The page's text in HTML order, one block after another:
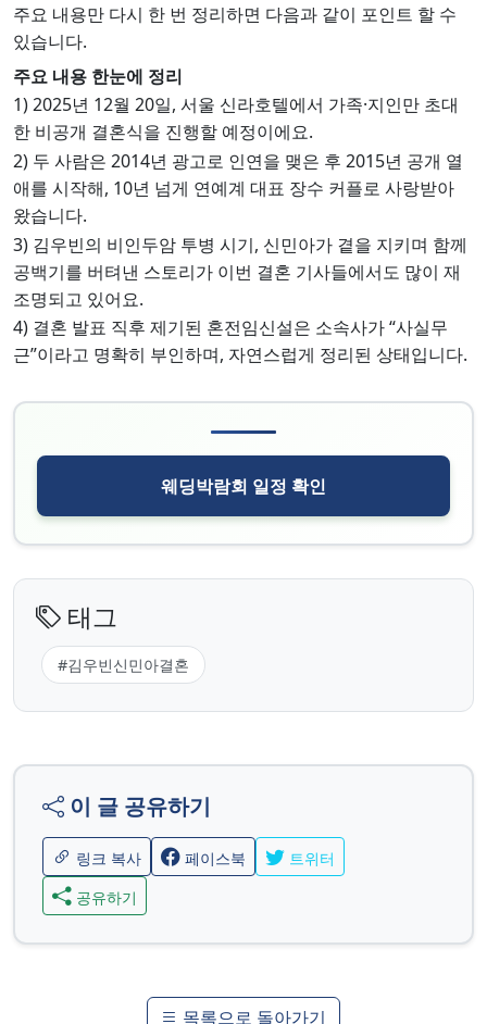
주요 내용만 다시 한 번 정리하면 다음과 같이 포인트 할 수
있습니다.
주요 내용 한눈에 정리
1) 2025년 12월 20일, 서울 신라호텔에서 가족·지인만 초대
한 비공개 결혼식을 진행할 예정이에요.​
2) 두 사람은 2014년 광고로 인연을 맺은 후 2015년 공개 열
애를 시작해, 10년 넘게 연예계 대표 장수 커플로 사랑받아
왔습니다.​​
3) 김우빈의 비인두암 투병 시기, 신민아가 곁을 지키며 함께
공백기를 버텨낸 스토리가 이번 결혼 기사들에서도 많이 재
조명되고 있어요.​​
4) 결혼 발표 직후 제기된 혼전임신설은 소속사가 “사실무
근”이라고 명확히 부인하며, 자연스럽게 정리된 상태입니다.​​
웨딩박람회 일정 확인
태그
#김우빈신민아결혼
이 글 공유하기
링크 복사 페이스북
트위터
공유하기
목록으로 돌아가기